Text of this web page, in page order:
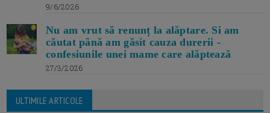
9/6/2026
Nu am vrut să renunț la alăptare. Si am
căutat până am găsit cauza durerii -
confesiunile unei mame care alăptează
27/3/2026
ULTIMILE ARTICOLE